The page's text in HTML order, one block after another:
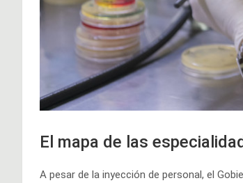
El mapa de las
A pesar de la inyección de personal, el